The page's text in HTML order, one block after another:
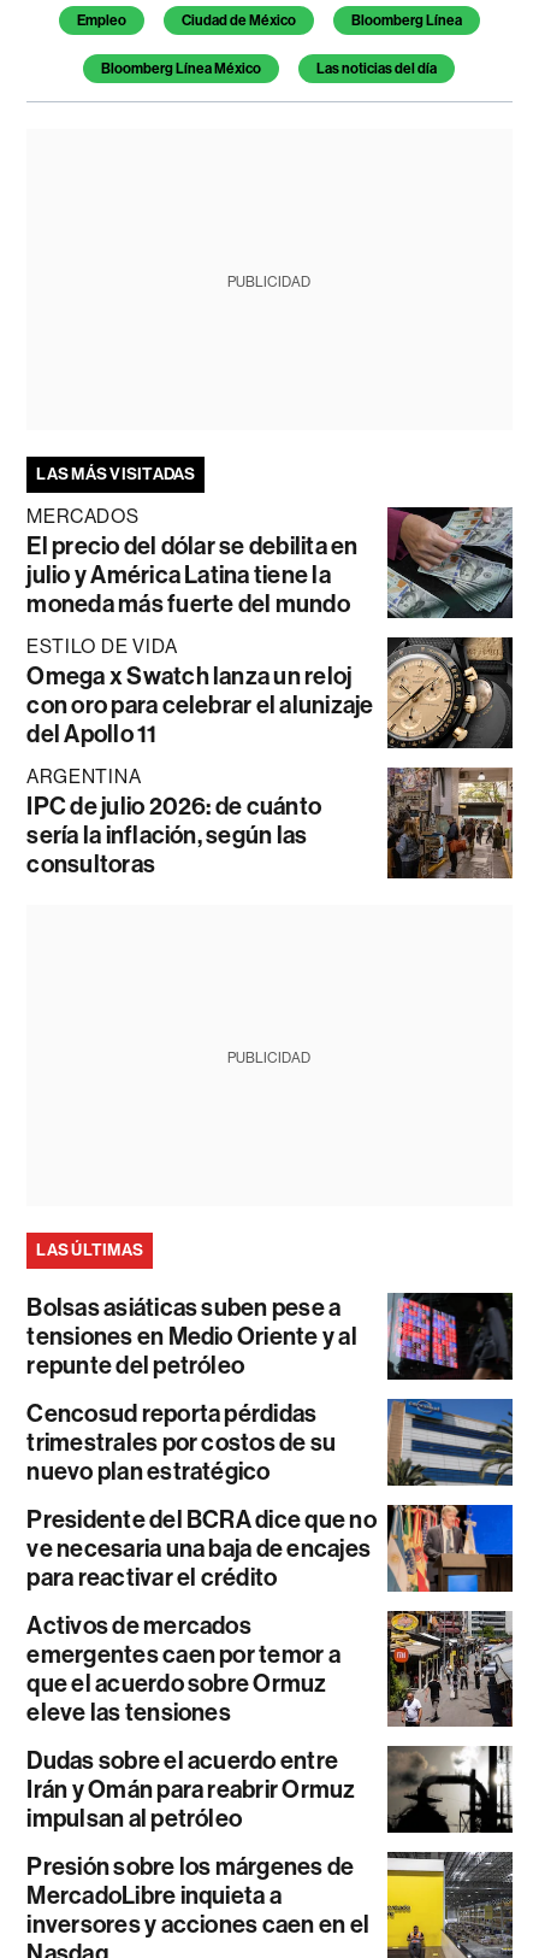
Empleo Ciudad de México Bloomberg Línea
Bloomberg Línea México Las noticias del día
PUBLICIDAD
LAS MÁS VISITADAS
MERCADOS
El precio del dólar se debilita en
julio y América Latina tiene la
moneda más fuerte del mundo
ESTILO DE VIDA
Omega x Swatch lanza un reloj
con oro para celebrar el alunizaje
del Apollo 11
ARGENTINA
IPC de julio 2026: de cuánto
sería la inflación, según las
consultoras
PUBLICIDAD
LAS ÚLTIMAS
Bolsas asiáticas suben pese a
tensiones en Medio Oriente y al
repunte del petróleo
Cencosud reporta pérdidas
trimestrales por costos de su
nuevo plan estratégico
Presidente del BCRA dice que no
ve necesaria una baja de encajes
para reactivar el crédito
Activos de mercados
emergentes caen por temor a
que el acuerdo sobre Ormuz
eleve las tensiones
Dudas sobre el acuerdo entre
Irán y Omán para reabrir Ormuz
impulsan al petróleo
Presión sobre los márgenes de
MercadoLibre inquieta a
inversores y acciones caen en el